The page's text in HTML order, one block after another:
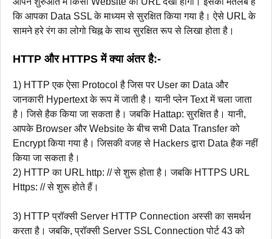
कि आपका Data SSL के माध्यम से सुरक्षित किया गया है। ऐसे URL के
सामने हरे रंग का लोगो चिह्न के साथ सुरक्षित रूप से लिखा होता है।
HTTP और HTTPS में क्या अंतर है:-
1) HTTP एक ऐसा Protocol है जिस पर User का Data और
जानकारी Hypertext के रूप में जाती है। यानी प्लेन Text में चला जाता
है। जिसे हैक किया जा सकता है। जबकि Hattap: सुरक्षित है। यानी,
आपके Browser और Website के बीच सभी Data Transfer को
Encrypt किया गया है। जिसकी वजह से Hackers द्वारा Data हैक नहीं
किया जा सकता है।
2) HTTP का URL http: // से शुरू होता है। जबकि HTTPS URL
Https: // से शुरू होते हैं।
3) HTTP प्रॉक्सी Server HTTP Connection अस्सी का समर्थन
करता है। जबकि, प्रॉक्सी Server SSL Connection पोर्ट 43 को